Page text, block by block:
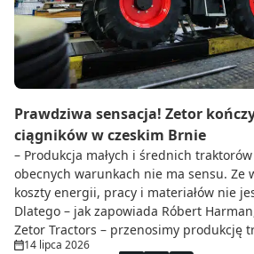
Prawdziwa sensacja! Zetor
ciągników w czeskim Brnie
– Produkcja małych i średnich
obecnych warunkach nie ma sensu. Ze
koszty energii, pracy i materiałów nie
Dlatego – jak zapowiada Róbert
Zetor Tractors – przenosimy produkcję
14 lipca 2026